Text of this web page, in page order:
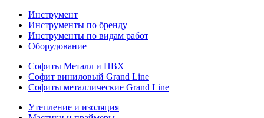
Инструмент
Инструменты по бренду
Инструменты по видам работ
Оборудование
Софиты Металл и ПВХ
Софит виниловый Grand Line
Софиты металлические Grand Line
Утепление и изоляция